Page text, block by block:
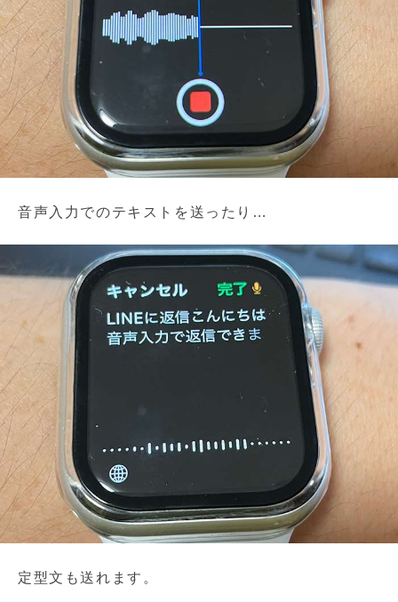
音声入力でのテキストを送ったり…
定型文も送れます。